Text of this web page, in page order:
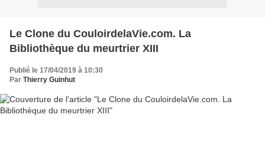
Le Clone du CouloirdelaVie.com. La
Bibliothèque du meurtrier XIII
Publié le 17/04/2019 à 10:30
Par Thierry Guinhut